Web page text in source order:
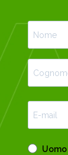
Uomo